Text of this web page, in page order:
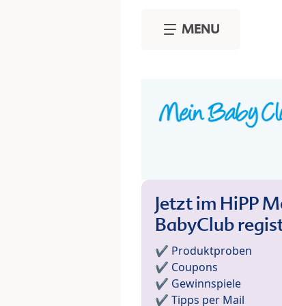
MENU
Jetzt im HiPP
BabyClub
✔️ Produktproben
✔️ Coupons
✔️ Gewinnspiele
✔️ Tipps per Mail